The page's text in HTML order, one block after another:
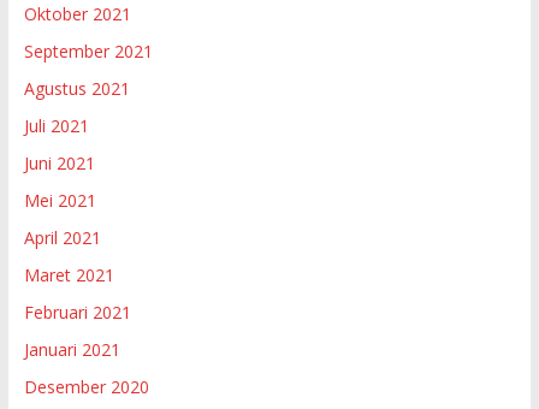
Oktober 2021
September 2021
Agustus 2021
Juli 2021
Juni 2021
Mei 2021
April 2021
Maret 2021
Februari 2021
Januari 2021
Desember 2020